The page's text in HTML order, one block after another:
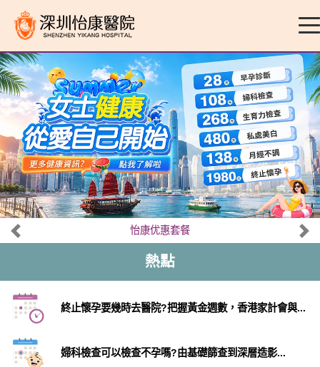
怡康优惠套餐
熱點
終止懷孕要幾時去醫院?把握黃金週數，香港家計會與...
婦科檢查可以檢查不孕嗎?由基礎篩查到深層造影...